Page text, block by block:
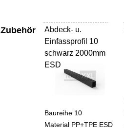
Zubehör
Abdeck- u.
Einfassprofil 10
schwarz 2000mm
ESD
-
Baureihe 10
Material PP+TPE ESD